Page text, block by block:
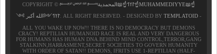
COPYRIGHT © ﷽𐰃𐰠𐰯☝📖المحمدية☝MUHAMMEDIYYE📖☝
𐰃𐰠𐰯༺الله أكبر ༻. ALL RIGHT RESERVED. - DESIGNED BY TEMPLATOID-
ALL YOU WAKE UP NOW!! THERE IS NO DEMOCRACY BUT DEMONS
CRACY! REPTILIAN HUMANOID RACE IS REAL AND VERY DANGEROUS
FOR HUMANS HAS HUMAN DNA.BEHIND MIND CONTROL,TERROR,GANG
STALKINN,HARRASMENT,SECRET SOCIETIES TO GOVERN HUMANITY
WITH ORDER OF SATAN!! DEMONS, IFRITS USE 1-REPTILIAN (HALF-